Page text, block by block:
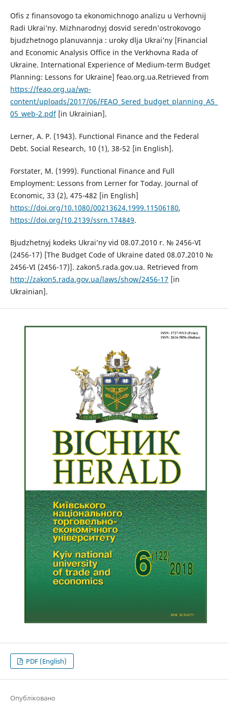
Ofis z finansovogo ta ekonomichnogo analizu u Verhovnij
Radi Ukrai’ny. Mizhnarodnyj dosvid seredn’ostrokovogo
bjudzhetnogo planuvannja : uroky dlja Ukrai’ny [Financial
and Economic Analysis Office in the Verkhovna Rada of
Ukraine. International Experience of Medium-term Budget
Planning: Lessons for Ukraine] feao.org.ua.Retrieved from
https://feao.org.ua/wp-
content/uploads/2017/06/FEAO_Sered_budget_planning_A5_
05_web-2.pdf[in Ukrainian].
Lerner, A. P. (1943). Functional Finance and the Federal
Debt. Social Research, 10 (1), 38-52 [in English].
Forstater, M. (1999). Functional Finance and Full
Employment: Lessons from Lerner for Today. Journal of
Economic, 33 (2), 475-482 [in English]
https://doi.org/10.1080/00213624.1999.11506180,
https://doi.org/10.2139/ssrn.174849.
Bjudzhetnyj kodeks Ukrai’ny vid 08.07.2010 r. № 2456-VI
(2456-17) [The Budget Code of Ukraine dated 08.07.2010 №
2456-VI (2456-17)]. zakon5.rada.gov.ua. Retrieved from
http://zakon5.rada.gov.ua/laws/show/2456-17 [in
Ukrainian].
PDF (English)
Опубліковано